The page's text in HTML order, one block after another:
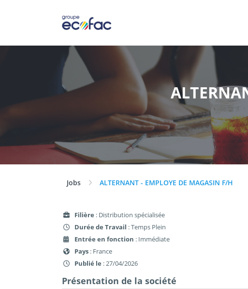
Jobs ALTERNANT - EMPLOYE DE MAGASIN F/H
Filière : Distribution spécialisée
Durée de Travail : Temps Plein
Entrée en fonction : Immédiate
Pays : France
Publié le : 27/04/2026
Présentation de la société